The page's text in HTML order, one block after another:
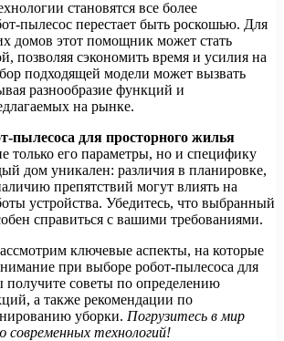
становятся все более
пылесос перестает быть роскошью. Для
домов этот помощник может стать
позволяя сэкономить время и усилия на
подходящей модели может вызвать
разнообразие функций и
на рынке.
пылесоса для просторного жилья
только его параметры, но и специфику
дом уникален: различия в планировке,
препятствий могут влиять на
устройства. Убедитесь, что выбранный
справиться с вашими требованиями.
ключевые аспекты, на которые
при выборе робот-пылесоса для
советы по определению
а также рекомендации по
уборки. Погрузитесь в мир
современных технологий!